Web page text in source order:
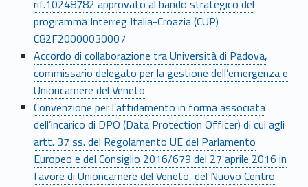
rif.10248782 approvato al bando strategico del
programma Interreg Italia-Croazia (CUP)
C82F20000030007
Accordo di collaborazione tra Università di Padova,
commissario delegato per la gestione dell’emergenza e
Unioncamere del Veneto
Convenzione per l’affidamento in forma associata
dell’incarico di DPO (Data Protection Officer) di cui agli
artt. 37 ss. del Regolamento UE del Parlamento
Europeo e del Consiglio 2016/679 del 27 aprile 2016 in
favore di Unioncamere del Veneto, del Nuovo Centro